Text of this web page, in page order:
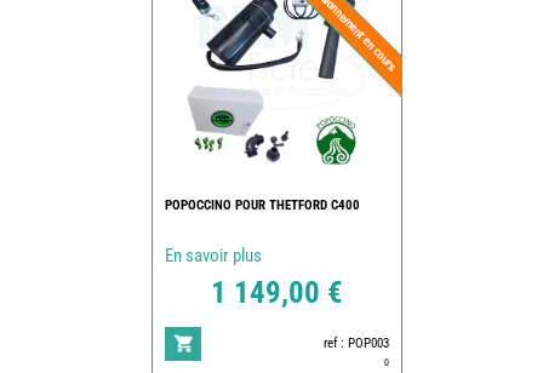
POPOCCINO POUR THETFORD C400
En savoir plus
1 149,00 €
ref : POP003
0